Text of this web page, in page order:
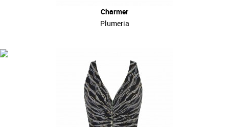
Charmer
Plumeria